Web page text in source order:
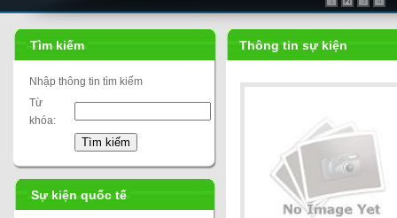
Tìm kiếm
Nhập thông tin tìm kiếm
Từ
khóa:
Sự kiện quốc tế
Thông tin sự kiện